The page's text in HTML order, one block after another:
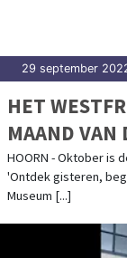
29 september
HET
MAAND VAN
HOORN - Oktober is
'Ontdek gisteren,
Museum [...]